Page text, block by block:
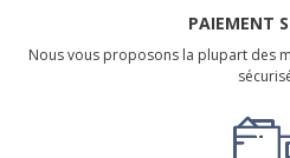
PAIEMENT
Nous vous proposons la plupart des